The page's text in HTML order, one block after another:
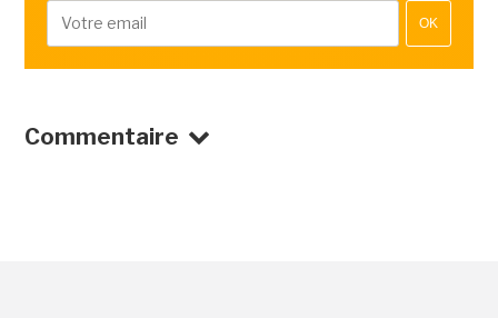
OK
Commentaire